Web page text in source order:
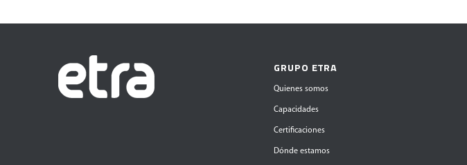
GRUPO ETRA
Quienes somos
Capacidades
Certificaciones
Dónde estamos